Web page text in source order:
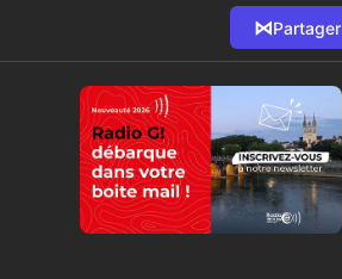
⋈Partager